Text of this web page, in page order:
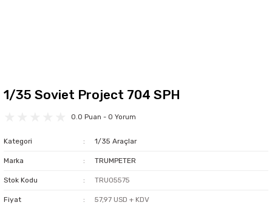
1/35 Soviet Project 704 SPH
0.0 Puan - 0 Yorum
Kategori 1/35 Araçlar
Marka TRUMPETER
Stok Kodu TRU05575
Fiyat 57,97 USD + KDV